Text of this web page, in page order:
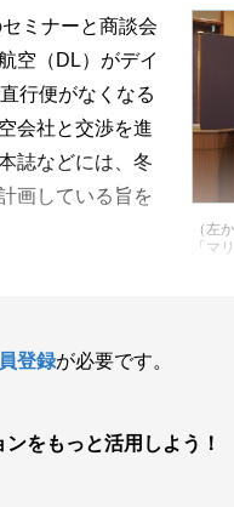
（左
「マ
ミナーと商談会
空（DL）がデイ
行便がなくなる
会社と交渉を進
誌などには、冬
画している旨を
登録が必要です。
ンをもっと活用しよう！